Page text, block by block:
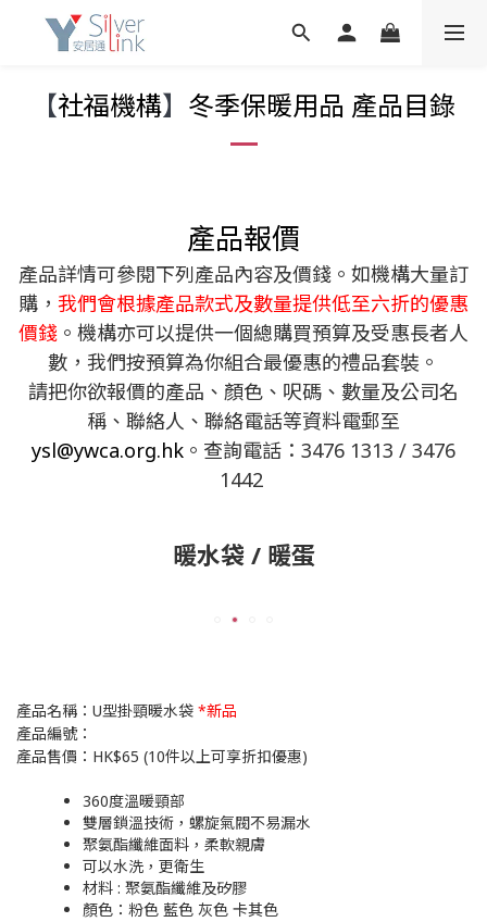
【社福機構】 冬季保暖用品 產品目錄
產品報價
產品詳情可參閱下列產品內容及價錢。如機構大量訂
購， 我們會根據產品款式及數量提供低至六折的優惠
價錢 。機構亦可以提供一個總購買預算及受惠長者人
數，我們按預算為你組合最優惠的禮品套裝。
請把你欲報價的產品、顏色、呎碼、數量及公司名
稱、聯絡人、聯絡電話等資料電郵至
ysl@ywca.org.hk 。查詢電話：3476 1313 / 3476
1442
暖水袋 / 暖蛋
產品名稱：U型掛頸暖水袋 *新品
產品編號：
產品售價：HK$65 (10件以上可享折扣優惠)
360度溫暖頸部
雙層鎖溫技術，螺旋氣閥不易漏水
聚氨酯纖維面料，柔軟親膚
可以水洗，更衛生
材料 : 聚氨酯纖維及矽膠
顏色：粉色 藍色 灰色 卡其色